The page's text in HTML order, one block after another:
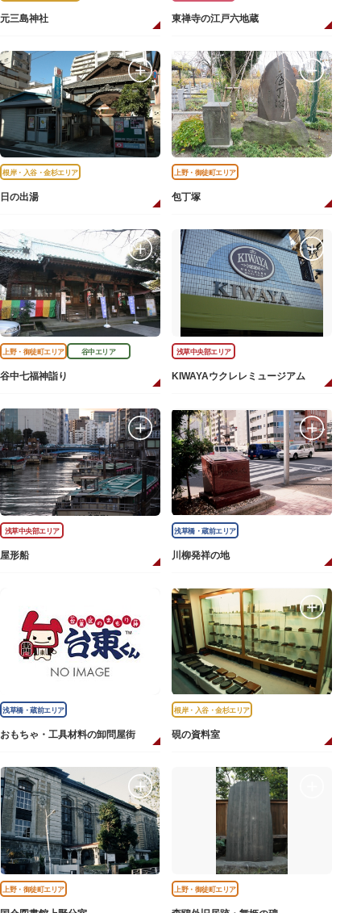
元三島神社 東禅寺の江戸六地蔵
根岸・入谷・金杉エリア
日の出湯
上野・御徒町エリア
包丁塚
上野・御徒町エリア 谷中エリア
谷中七福神詣り
浅草中央部エリア
KIWAYAウクレレミュージアム
浅草中央部エリア
屋形船
浅草橋・蔵前エリア
川柳発祥の地
浅草橋・蔵前エリア
おもちゃ・工具材料の卸問屋街
根岸・入谷・金杉エリア
硯の資料室
上野・御徒町エリア 上野・御徒町エリア